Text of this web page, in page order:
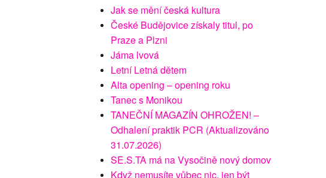
Jak se mění česká kultura
České Budějovice získaly titul, po
Praze a Plzni
Jáma lvová
Letní Letná dětem
Alta opening – opening roku
Tanec s Monikou
TANEČNÍ MAGAZÍN OHROŽEN! –
Odhalení praktik PCR (Aktualizováno
31.07.2026)
SE.S.TA má na Vysočině nový domov
Když nemusíte vůbec nic, jen být